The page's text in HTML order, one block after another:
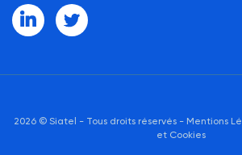
2026 © Siatel - Tous droits réservés - Mentions
et Cookies